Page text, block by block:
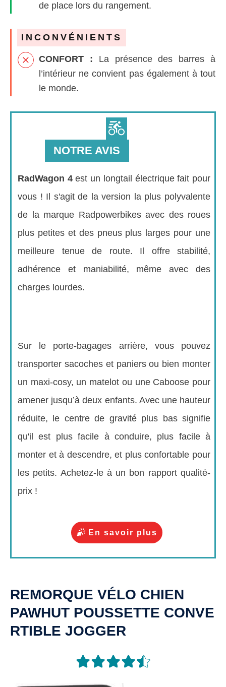
de place lors du rangement.
INCONVÉNIENTS
CONFORT : La présence des barres à
l’intérieur ne convient pas également à tout
le monde.
NOTRE AVIS
RadWagon 4est un longtail électrique fait pour
vous ! Il s'agit de la version la plus polyvalente
de la marque Radpowerbikes avec des roues
plus petites et des pneus plus larges pour une
meilleure tenue de route. Il offre stabilité,
adhérence et maniabilité, même avec des
charges lourdes.
Sur le porte-bagages arrière, vous pouvez
transporter sacoches et paniers ou bien monter
un maxi-cosy, un matelot ou une Caboose pour
amener jusqu’à deux enfants. Avec une hauteur
réduite, le centre de gravité plus bas signifie
qu'il est plus facile à conduire, plus facile à
monter et à descendre, et plus confortable pour
les petits. Achetez-le à un bon rapport qualité-
prix !
En savoir plus
REMORQUE VÉLO CHIEN
PAWHUT POUSSETTE CONVE
RTIBLE JOGGER